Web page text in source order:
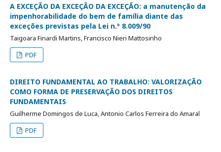
A EXCEÇÃO DA EXCEÇÃO DA EXCEÇÃO: a manutenção da
impenhorabilidade do bem de família diante das
exceções previstas pela Lei n.º 8.009/90
Taigoara Finardi Martins, Francisco Nieri Mattosinho
PDF
DIREITO FUNDAMENTAL AO TRABALHO: VALORIZAÇÃO
COMO FORMA DE PRESERVAÇÃO DOS DIREITOS
FUNDAMENTAIS
Guilherme Domingos de Luca, Antonio Carlos Ferreira do Amaral
PDF